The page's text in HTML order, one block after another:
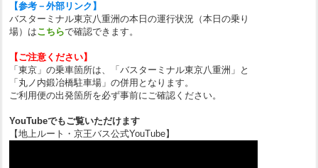
【参考－外部リンク】
バスターミナル東京八重洲の本日の運行状況（本日の乗り
場）はこちらで確認できます。
【ご注意ください】
「東京」の乗車箇所は、「バスターミナル東京八重洲」と
「丸ノ内鍛冶橋駐車場」の併用となります。
ご利用便の出発箇所を必ず事前にご確認ください。
YouTubeでもご覧いただけます
【地上ルート・京王バス公式YouTube】